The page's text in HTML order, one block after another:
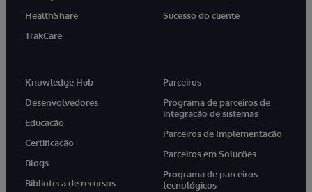
HealthShare
TrakCare
Sucesso do cliente
Knowledge Hub
Desenvolvedores
Educação
Certificação
Blogs
Biblioteca de recursos
Parceiros
Programa de parceiros de
integração de sistemas
Parceiros de Implementação
Parceiros em Soluções
Programa de parceiros
tecnológicos